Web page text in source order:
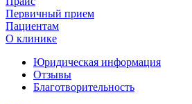
Первичный прием
Пациентам
О клинике
Юридическая информация
Отзывы
Благотворительность